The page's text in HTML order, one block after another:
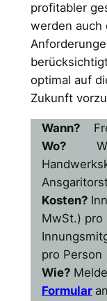
profitabler
werden auch
optimal auf
Zukunft
Wann?
Wo?
Kosten?
MwSt.) pro
pro Person
Wie?
Formular